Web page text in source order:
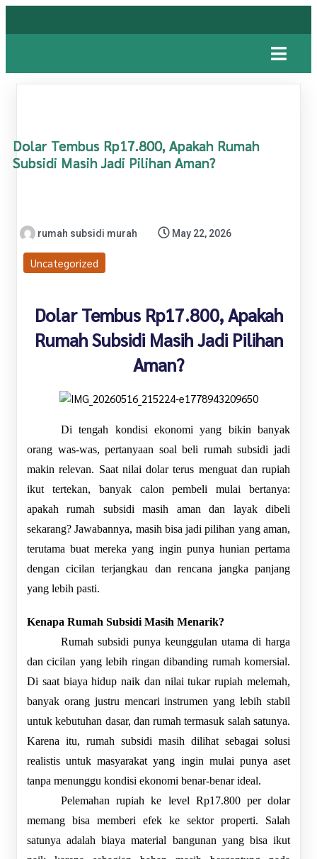
Dolar Tembus Rp17.800, Apakah Rumah
Subsidi Masih Jadi Pilihan Aman?
rumah subsidi murah May 22, 2026
Uncategorized
Dolar Tembus Rp17.800, Apakah
Rumah Subsidi Masih Jadi Pilihan
Aman?
Di tengah kondisi ekonomi yang bikin banyak
orang was-was, pertanyaan soal beli rumah subsidi jadi
makin relevan. Saat nilai dolar terus menguat dan rupiah
ikut tertekan, banyak calon pembeli mulai bertanya:
apakah rumah subsidi masih aman dan layak dibeli
sekarang? Jawabannya, masih bisa jadi pilihan yang aman,
terutama buat mereka yang ingin punya hunian pertama
dengan cicilan terjangkau dan rencana jangka panjang
yang lebih pasti.
Kenapa Rumah Subsidi Masih Menarik?
Rumah subsidi punya keunggulan utama di harga
dan cicilan yang lebih ringan dibanding rumah komersial.
Di saat biaya hidup naik dan nilai tukar rupiah melemah,
banyak orang justru mencari instrumen yang lebih stabil
untuk kebutuhan dasar, dan rumah termasuk salah satunya.
Karena itu, rumah subsidi masih dilihat sebagai solusi
realistis untuk masyarakat yang ingin mulai punya aset
tanpa menunggu kondisi ekonomi benar-benar ideal.
Pelemahan rupiah ke level Rp17.800 per dolar
memang bisa memberi efek ke sektor properti. Salah
satunya adalah biaya material bangunan yang bisa ikut